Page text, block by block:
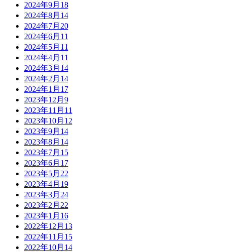
2024年9月 18
2024年8月 14
2024年7月 20
2024年6月 11
2024年5月 11
2024年4月 11
2024年3月 14
2024年2月 14
2024年1月 17
2023年12月 9
2023年11月 11
2023年10月 12
2023年9月 14
2023年8月 14
2023年7月 15
2023年6月 17
2023年5月 22
2023年4月 19
2023年3月 24
2023年2月 22
2023年1月 16
2022年12月 13
2022年11月 15
2022年10月 14